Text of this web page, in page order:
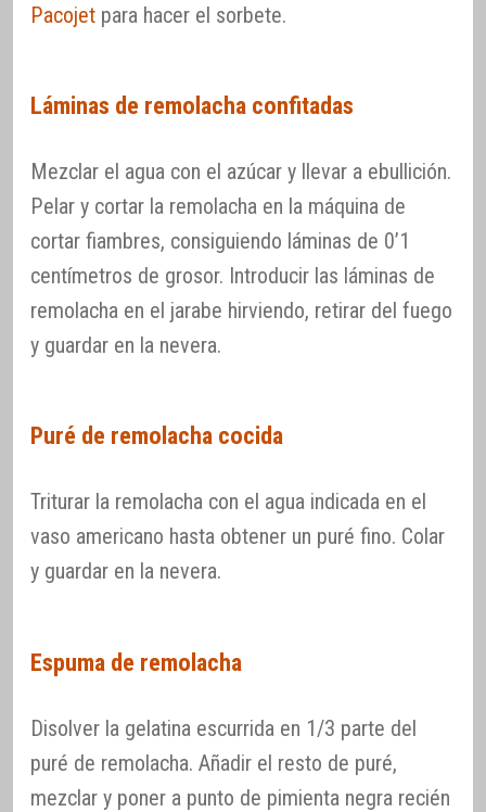
Pacojet para hacer el sorbete.
Láminas de remolacha confitadas
Mezclar el agua con el azúcar y llevar a ebullición.
Pelar y cortar la remolacha en la máquina de
cortar fiambres, consiguiendo láminas de 0’1
centímetros de grosor. Introducir las láminas de
remolacha en el jarabe hirviendo, retirar del fuego
y guardar en la nevera.
Puré de remolacha cocida
Triturar la remolacha con el agua indicada en el
vaso americano hasta obtener un puré fino. Colar
y guardar en la nevera.
Espuma de remolacha
Disolver la gelatina escurrida en 1/3 parte del
puré de remolacha. Añadir el resto de puré,
mezclar y poner a punto de pimienta negra recién